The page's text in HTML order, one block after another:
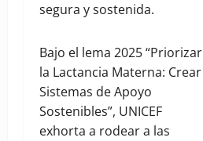
segura y sostenida.
Bajo el lema 2025 “Priorizar
la Lactancia Materna: Crear
Sistemas de Apoyo
Sostenibles”, UNICEF
exhorta a rodear a las